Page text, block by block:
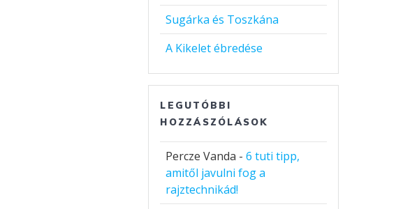
Sugárka és Toszkána
A Kikelet ébredése
LEGUTÓBBI
HOZZÁSZÓLÁSOK
Percze Vanda -6 tuti tipp,
amitől javulni fog a
rajztechnikád!